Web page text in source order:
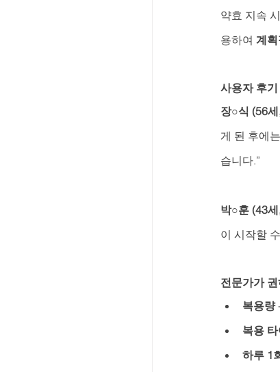
약효 지속
용하여 계
사용자 후
장○식 (56
게 된 후에
습니다.”
박○훈 (43
이 시작할
전문가가
복용량
복용
하루 1